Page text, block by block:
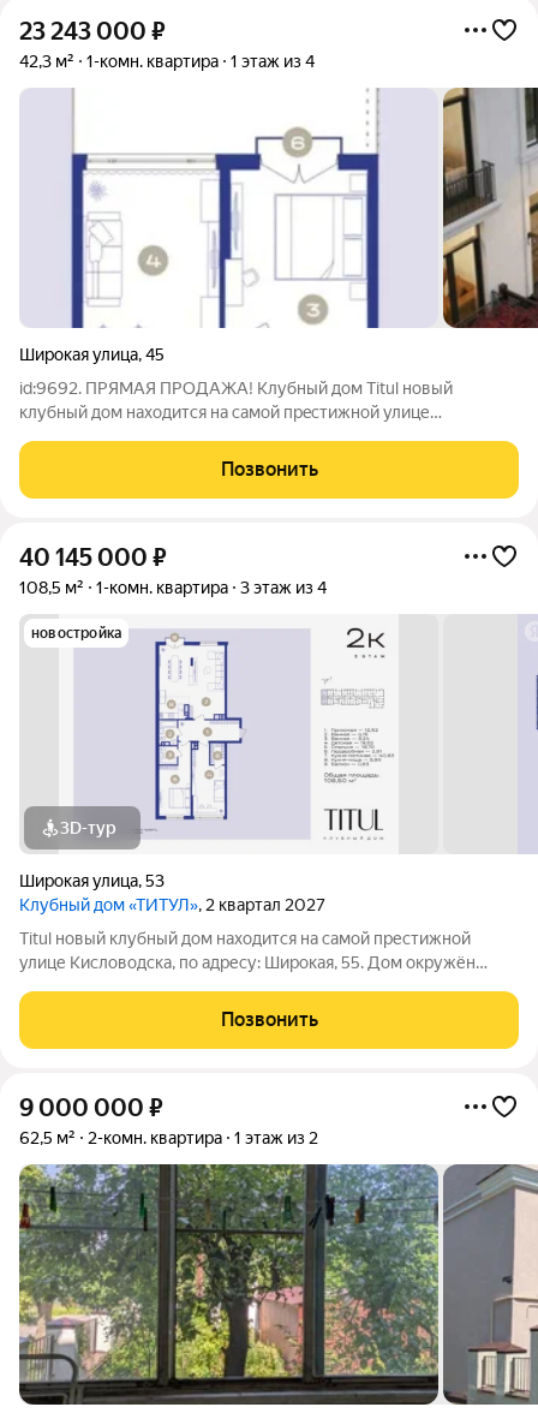
23 243 000 ₽
42,3 м² 1-комн. квартира 1 этаж из 4
Широкая улица,45
id:9692. ПРЯМАЯ ПРОДАЖА! Клубный дом Тitul нoвый
клубный дoм нaхoдитcя нa самой прeстижнoй улице
тaкими кaк: «Pоcсия», МediSpа-отель МАYRVEDA. B пешей
дocтупнoсти pacпoложeны вcе оснoвныe
Позвонить
40 145 000 ₽
108,5 м² 1-комн. квартира 3 этаж из 4
новостройка
3D-тур
Широкая улица,53
Клубный дом «ТИТУЛ», 2 квартал 2027
Titul новый клубный дом находится на самой престижной
улице Кисловодска, по адресу: Широкая, 55. Дом окружён
MediSpa-отель MAYRVEDA. В пешей доступности
расположены все основные санатории города.
Позвонить
9 000 000 ₽
62,5 м² 2-комн. квартира 1 этаж из 2